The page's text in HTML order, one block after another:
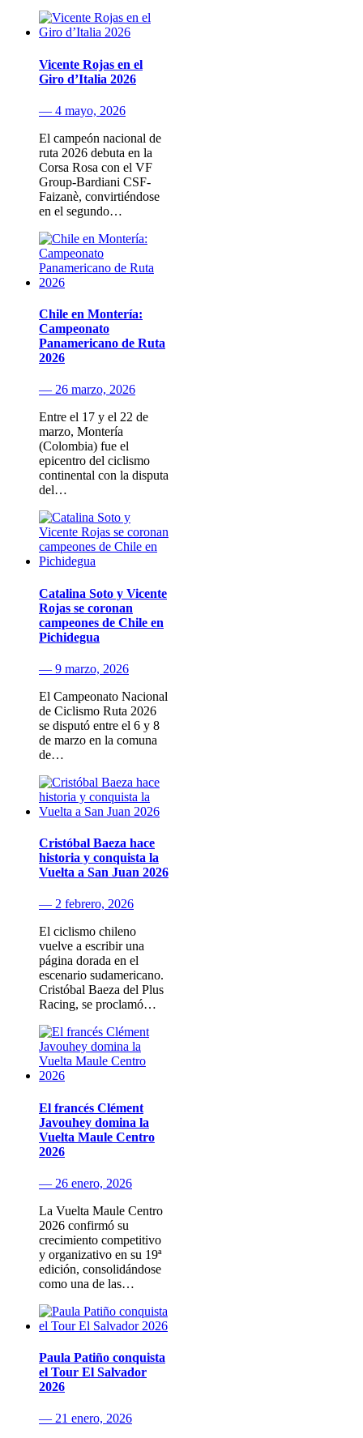
Vicente Rojas en el
Giro d’Italia 2026
— 4 mayo, 2026
El campeón nacional de
ruta 2026 debuta en la
Corsa Rosa con el VF
Group-Bardiani CSF-
Faizanè, convirtiéndose
en el segundo…
Chile en Montería:
Campeonato
Panamericano de Ruta
2026
— 26 marzo, 2026
Entre el 17 y el 22 de
marzo, Montería
(Colombia) fue el
epicentro del ciclismo
continental con la disputa
del…
Catalina Soto y Vicente
Rojas se coronan
campeones de Chile en
Pichidegua
— 9 marzo, 2026
El Campeonato Nacional
de Ciclismo Ruta 2026
se disputó entre el 6 y 8
de marzo en la comuna
de…
Cristóbal Baeza hace
historia y conquista la
Vuelta a San Juan 2026
— 2 febrero, 2026
El ciclismo chileno
vuelve a escribir una
página dorada en el
escenario sudamericano.
Cristóbal Baeza del Plus
Racing, se proclamó…
El francés Clément
Javouhey domina la
Vuelta Maule Centro
2026
— 26 enero, 2026
La Vuelta Maule Centro
2026 confirmó su
crecimiento competitivo
y organizativo en su 19ª
edición, consolidándose
como una de las…
Paula Patiño conquista
el Tour El Salvador
2026
— 21 enero, 2026